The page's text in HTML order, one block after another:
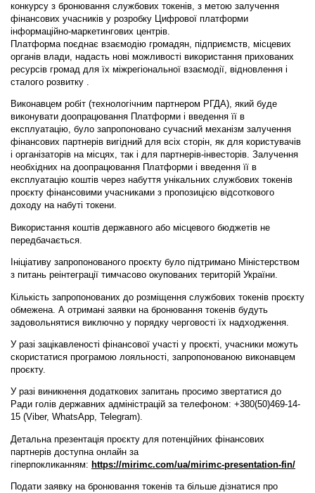
конкурсу з бронювання службових токенів, з метою залучення
фінансових учасників у розробку Цифрової платформи
інформаційно-маркетингових центрів.
Платформа поєднає взаємодію громадян, підприємств, місцевих
органів влади, надасть нові можливості використання прихованих
ресурсів громад для їх міжрегіональної взаємодії, відновлення і
сталого розвитку .
Виконавцем робіт (технологічним партнером РГДА), який буде
виконувати доопрацювання Платформи і введення її в
експлуатацію, було запропоновано сучасний механізм залучення
фінансових партнерів вигідний для всіх сторін, як для користувачів
і організаторів на місцях, так і для партнерів-інвесторів. Залучення
необхідних на доопрацювання Платформи і введення її в
експлуатацію коштів через набуття унікальних службових токенів
проєкту фінансовими учасниками з пропозицією відсоткового
доходу на набуті токени.
Використання коштів державного або місцевого бюджетів не
передбачається.
Ініціативу запропонованого проєкту було підтримано Міністерством
з питань реінтеграції тимчасово окупованих територій України.
Кількість запропонованих до розміщення службових токенів проєкту
обмежена. А отримані заявки на бронювання токенів будуть
задовольнятися виключно у порядку черговості їх надходження.
У разі зацікавленості фінансової участі у проєкті, учасники можуть
скористатися програмою лояльності, запропонованою виконавцем
проєкту.
У разі виникнення додаткових запитань просимо звертатися до
Ради голів державних адміністрацій за телефоном: +380(50)469-14-
15 (Viber, WhatsApp, Telegram).
Детальна презентація проєкту для потенційних фінансових
партнерів доступна онлайн за
гіперпокликанням: https://mirimc.com/ua/mirimc-presentation-fin/
Подати заявку на бронювання токенів та більше дізнатися про